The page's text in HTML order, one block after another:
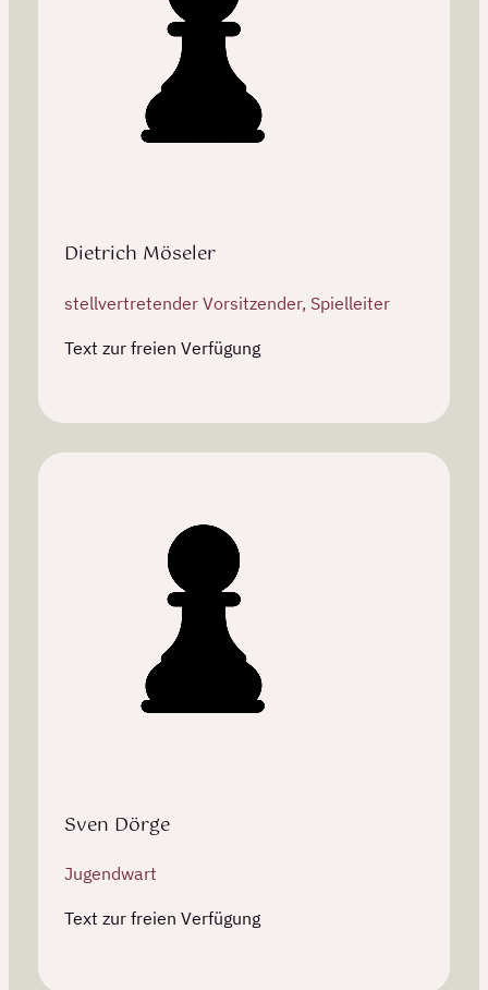
Dietrich Möseler
stellvertretender Vorsitzender, Spielleiter
Text zur freien Verfügung
Sven Dörge
Jugendwart
Text zur freien Verfügung